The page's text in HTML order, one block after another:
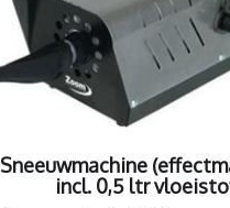
Sneeuwmachine
incl. 0,5 ltr